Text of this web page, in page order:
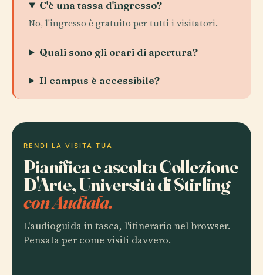
C'è una tassa d'ingresso?
No, l'ingresso è gratuito per tutti i visitatori.
Quali sono gli orari di apertura?
Il campus è accessibile?
RENDI LA VISITA TUA
Pianifica e ascolta Collezione
D'Arte, Università di Stirling
con Audiala.
L'audioguida in tasca, l'itinerario nel browser.
Pensata per come visiti davvero.